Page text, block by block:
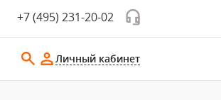
+7 (495) 231-20-02
Личный кабинет